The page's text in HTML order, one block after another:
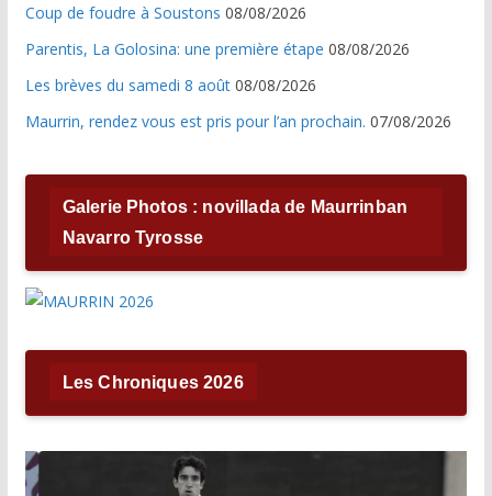
Coup de foudre à Soustons 08/08/2026
Parentis, La Golosina: une première étape 08/08/2026
Les brèves du samedi 8 août 08/08/2026
Maurrin, rendez vous est pris pour l’an prochain. 07/08/2026
Galerie Photos : novillada de Maurrinban
Navarro Tyrosse
Les Chroniques 2026